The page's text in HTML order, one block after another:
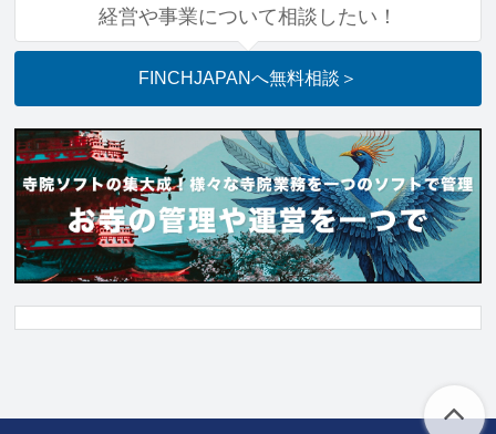
経営や事業について相談したい！
FINCHJAPANへ無料相談 ＞